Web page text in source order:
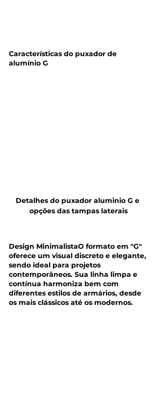
Características do puxador de
alumínio G
Detalhes do puxador aluminio G e
opções das tampas laterais
Design MinimalistaO formato em "G"
oferece um visual discreto e elegante,
sendo ideal para projetos
contemporâneos. Sua linha limpa e
contínua harmoniza bem com
diferentes estilos de armários, desde
os mais clássicos até os modernos.